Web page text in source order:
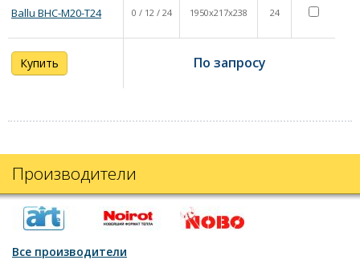
Ballu BHC-M20-T24 0 / 12 / 24 1950x217x238 24
Купить По запросу
Производители
Все производители